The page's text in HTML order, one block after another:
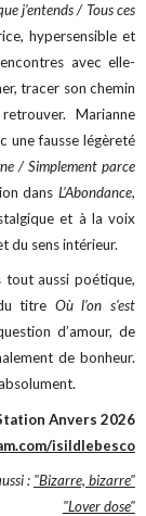
j’entends / Tous ces
hypersensible et
avec elle-
tracer son chemin
Marianne
une fausse légèreté
/ Simplement parce
dans L’Abondance,
et à la voix
du sens intérieur.
tout aussi poétique,
titre Où l’on s’est
d’amour, de
de bonheur.
Anvers 2026
isildlebesco
: "Bizarre, bizarre"
"Lover dose"